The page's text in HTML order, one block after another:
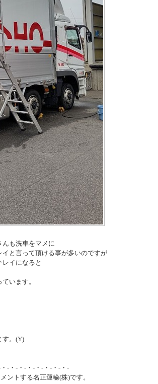
も洗車をマメに
と言って頂ける事が多いのですが
イになると
います。
す。(Y)
-・-・-・-・-・-・-・-
ントする名正運輸(株)です。